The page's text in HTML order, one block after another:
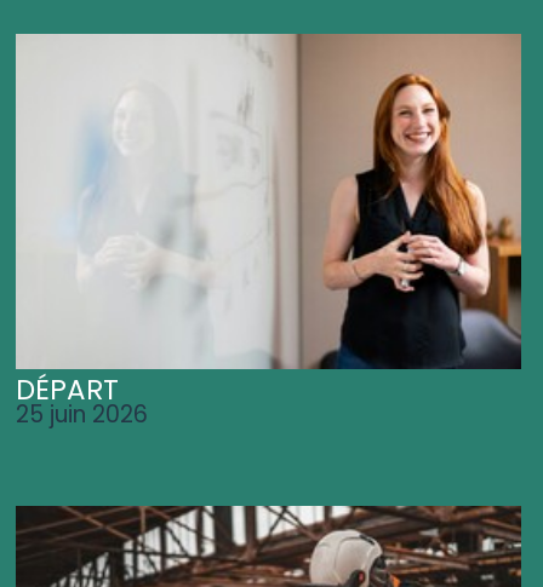
DÉPART
25 juin 2026